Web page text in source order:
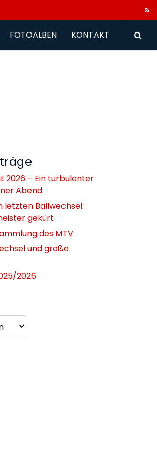
FOTOALBEN KONTAKT
2026 – Ein turbulenter
Abend
letzten Ballwechsel:
gekürt
des MTV
und große
2026